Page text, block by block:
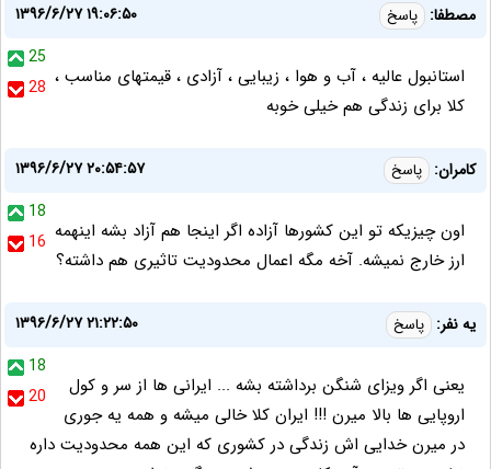
مصطفا: پاسخ
۱۳۹۶/۶/۲۷ ۱۹:۰۶:۵۰
25
28 استانبول عالیه ، آب و هوا ، زیبایی ، آزادی ، قیمتهای مناسب ،
کلا برای زندگی هم خیلی خوبه
کامران: پاسخ
۱۳۹۶/۶/۲۷ ۲۰:۵۴:۵۷
18
16 اون چیزیکه تو این کشورها آزاده اگر اینجا هم آزاد بشه اینهمه
ارز خارج نمیشه. آخه مگه اعمال محدودیت تاثیری هم داشته؟
یه نفر: پاسخ
۱۳۹۶/۶/۲۷ ۲۱:۲۲:۵۰
18
20
یعنی اگر ویزای شنگن برداشته بشه ... ایرانی ها از سر و کول
اروپایی ها بالا میرن !!! ایران کلا خالی میشه و همه یه جوری
در میرن خدایی اش زندگی در کشوری که این همه محدودیت داره